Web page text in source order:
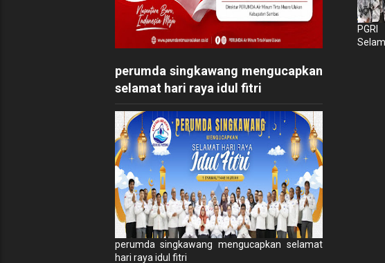
perumda singkawang mengucapkan
selamat hari raya idul fitri
perumda singkawang mengucapkan selamat
hari raya idul fitri